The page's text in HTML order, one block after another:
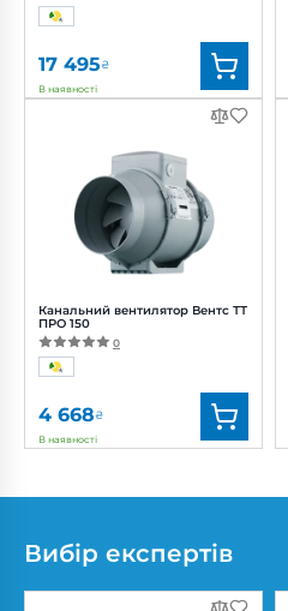
17 495₴
В наявності
Blauberg
Артикул: 0688239836
Діаметр:
160 мм
Потужність:
Рівень
шуму:
Канальний вентилятор Вентс ТТ
ПРО 150
0
4 668₴
В наявності
Артикул:0687908677
Потужність: 42, 50 Вт
32, 44 дБ(А)
Вибір експертів